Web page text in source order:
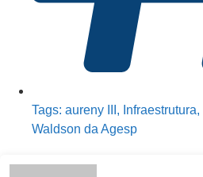
Tags: aureny III , Infraestrutura,
Waldson da Agesp